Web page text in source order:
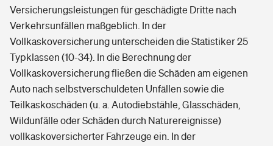
Versicherungsleistungen für geschädigte Dritte nach
Verkehrsunfällen maßgeblich. In der
Vollkaskoversicherung unterscheiden die Statistiker 25
Typklassen (10-34). In die Berechnung der
Vollkaskoversicherung fließen die Schäden am eigenen
Auto nach selbstverschuldeten Unfällen sowie die
Teilkaskoschäden (u. a. Autodiebstähle, Glasschäden,
Wildunfälle oder Schäden durch Naturereignisse)
vollkaskoversicherter Fahrzeuge ein. In der